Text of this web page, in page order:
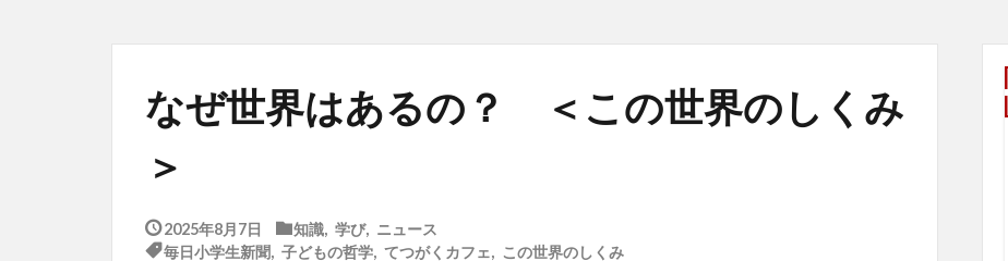
なぜ世界はあるの？ ＜この世界のしくみ
＞
2025年8月7日 知識 学び,
ニュース
毎日小学生新聞
子どもの哲学, てつがくカフェ この世界のしくみ